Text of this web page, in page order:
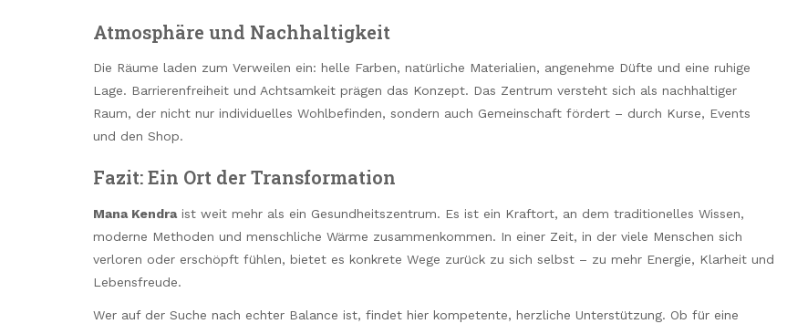
Atmosphäre und Nachhaltigkeit
Die Räume laden zum Verweilen ein: helle Farben, natürliche Materialien, angenehme Düfte und eine ruhige
Lage. Barrierenfreiheit und Achtsamkeit prägen das Konzept. Das Zentrum versteht sich als nachhaltiger
Raum, der nicht nur individuelles Wohlbefinden, sondern auch Gemeinschaft fördert – durch Kurse, Events
und den Shop.
Fazit: Ein Ort der Transformation
Mana Kendraist weit mehr als ein Gesundheitszentrum. Es ist ein Kraftort, an dem traditionelles Wissen,
moderne Methoden und menschliche Wärme zusammenkommen. In einer Zeit, in der viele Menschen sich
verloren oder erschöpft fühlen, bietet es konkrete Wege zurück zu sich selbst – zu mehr Energie, Klarheit und
Lebensfreude.
Wer auf der Suche nach echter Balance ist, findet hier kompetente, herzliche Unterstützung. Ob für eine